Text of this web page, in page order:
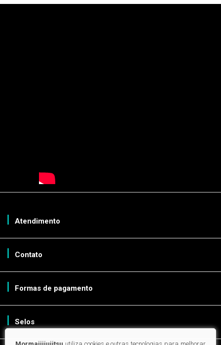
atendimento
contato
formas de pagamento
selos